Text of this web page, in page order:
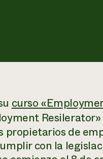
curso
Resilerator»
propietarios de
con la